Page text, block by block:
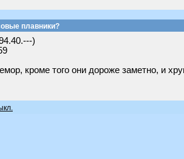
плавники?
)
кроме того они дороже заметно, и